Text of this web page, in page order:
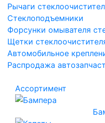
Рычаги
Стеклоподъемники
Форсунки омывателя
Щетки
Автомобильное
Распродажа
Ассортимент